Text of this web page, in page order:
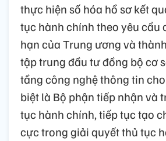
thực hiện số hóa hồ sơ kết
tục hành chính theo yêu cầu
hạn của Trung ương và
tập trung đầu tư đồng bộ cơ
tầng công nghệ thông tin
biệt là Bộ phận tiếp nhận và
tục hành chính, tiếp tục tạo
cực trong giải quyết thủ tục